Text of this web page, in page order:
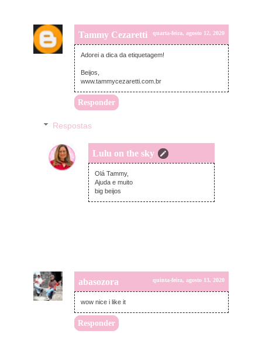
Tammy Cezaretti quarta-feira, agosto 12, 2020
Adorei a dica da etiquetagem!
Beijos,
www.tammycezaretti.com.br
Responder
Respostas
Lulu on the sky
quinta-feira, agosto 13, 2020
Olá Tammy,
Ajuda e muito
big beijos
abasozora quinta-feira, agosto 13, 2020
wow nice i like it
Responder